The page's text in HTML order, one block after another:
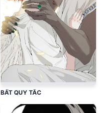
BẤT QUY TẮC